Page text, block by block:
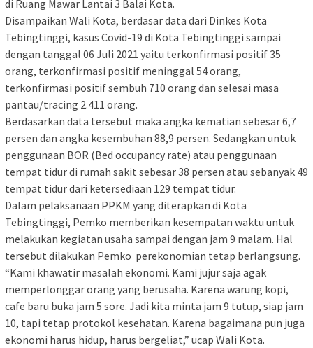
di Ruang Mawar Lantai 3 Balai Kota.
Disampaikan Wali Kota, berdasar data dari Dinkes Kota
Tebingtinggi, kasus Covid-19 di Kota Tebingtinggi sampai
dengan tanggal 06 Juli 2021 yaitu terkonfirmasi positif 35
orang, terkonfirmasi positif meninggal 54 orang,
terkonfirmasi positif sembuh 710 orang dan selesai masa
pantau/tracing 2.411 orang.
Berdasarkan data tersebut maka angka kematian sebesar 6,7
persen dan angka kesembuhan 88,9 persen. Sedangkan untuk
penggunaan BOR (Bed occupancy rate) atau penggunaan
tempat tidur di rumah sakit sebesar 38 persen atau sebanyak 49
tempat tidur dari ketersediaan 129 tempat tidur.
Dalam pelaksanaan PPKM yang diterapkan di Kota
Tebingtinggi, Pemko memberikan kesempatan waktu untuk
melakukan kegiatan usaha sampai dengan jam 9 malam. Hal
tersebut dilakukan Pemko perekonomian tetap berlangsung.
“Kami khawatir masalah ekonomi. Kami jujur saja agak
memperlonggar orang yang berusaha. Karena warung kopi,
cafe baru buka jam 5 sore. Jadi kita minta jam 9 tutup, siap jam
10, tapi tetap protokol kesehatan. Karena bagaimana pun juga
ekonomi harus hidup, harus bergeliat,” ucap Wali Kota.